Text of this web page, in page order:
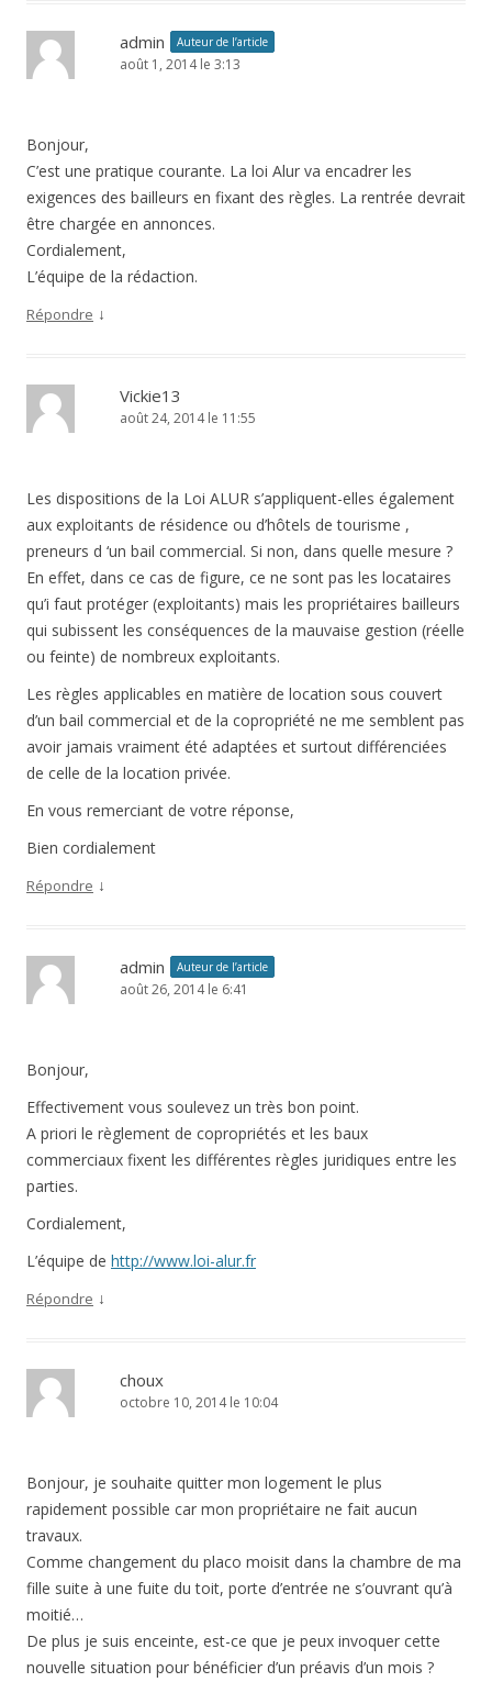
admin Auteur de l’article
août 1, 2014 le 3:13
Bonjour,
C’est une pratique courante. La loi Alur va encadrer les
exigences des bailleurs en fixant des règles. La rentrée devrait
être chargée en annonces.
Cordialement,
L’équipe de la rédaction.
Répondre ↓
Vickie13
août 24, 2014 le 11:55
Les dispositions de la Loi ALUR s’appliquent-elles également
aux exploitants de résidence ou d’hôtels de tourisme ,
preneurs d ‘un bail commercial. Si non, dans quelle mesure ?
En effet, dans ce cas de figure, ce ne sont pas les locataires
qu’i faut protéger (exploitants) mais les propriétaires bailleurs
qui subissent les conséquences de la mauvaise gestion (réelle
ou feinte) de nombreux exploitants.
Les règles applicables en matière de location sous couvert
d’un bail commercial et de la copropriété ne me semblent pas
avoir jamais vraiment été adaptées et surtout différenciées
de celle de la location privée.
En vous remerciant de votre réponse,
Bien cordialement
Répondre ↓
admin Auteur de l’article
août 26, 2014 le 6:41
Bonjour,
Effectivement vous soulevez un très bon point.
A priori le règlement de copropriétés et les baux
commerciaux fixent les différentes règles juridiques entre les
parties.
Cordialement,
L’équipe de http://www.loi-alur.fr
Répondre ↓
choux
octobre 10, 2014 le 10:04
Bonjour, je souhaite quitter mon logement le plus
rapidement possible car mon propriétaire ne fait aucun
travaux.
Comme changement du placo moisit dans la chambre de ma
fille suite à une fuite du toit, porte d’entrée ne s’ouvrant qu’à
moitié…
De plus je suis enceinte, est-ce que je peux invoquer cette
nouvelle situation pour bénéficier d’un préavis d’un mois ?